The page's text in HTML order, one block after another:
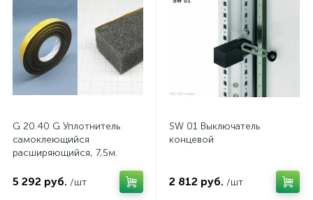
G 20.40 G Уплотнитель
самоклеющийся
расширяющийся, 7,5м.
5 292 руб. /шт
SW 01 Выключатель
концевой
2 812 руб. /шт